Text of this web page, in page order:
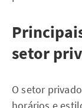
setor
O setor